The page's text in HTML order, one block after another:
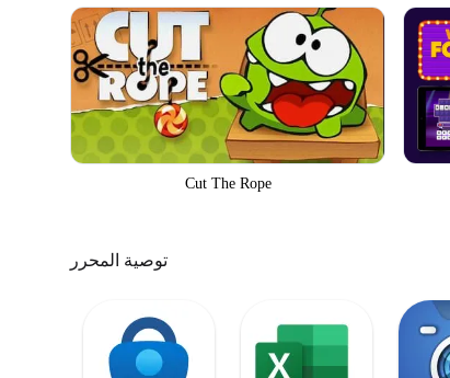
Cut The Rope
توصية المحرر